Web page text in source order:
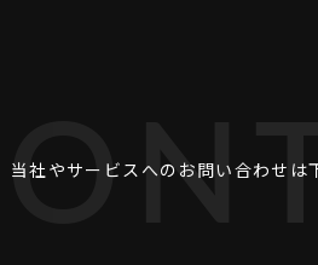
当社やサービスへのお問い合わせは